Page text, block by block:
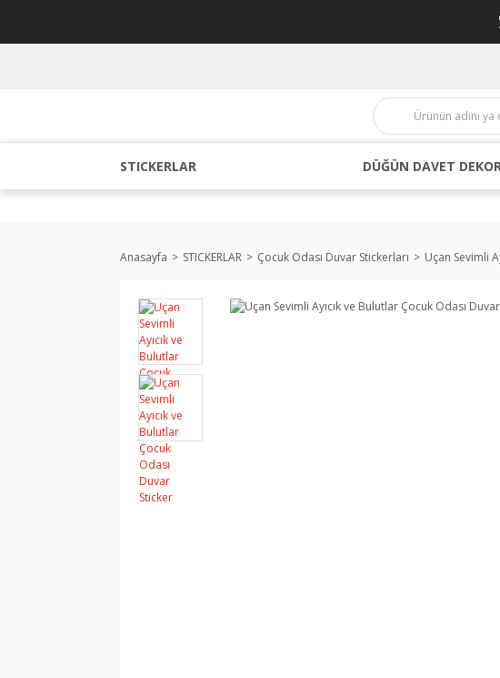
STICKERLAR DÜĞÜN DAVET
Anasayfa STICKERLAR Çocuk Odası Duvar Stickerları Uçan Sevimli